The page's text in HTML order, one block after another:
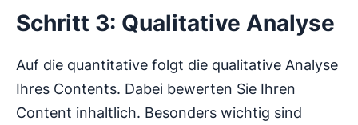
Schritt 3: Qualitative Analyse
Auf die quantitative folgt die qualitative Analyse
Ihres Contents. Dabei bewerten Sie Ihren
Content inhaltlich. Besonders wichtig sind